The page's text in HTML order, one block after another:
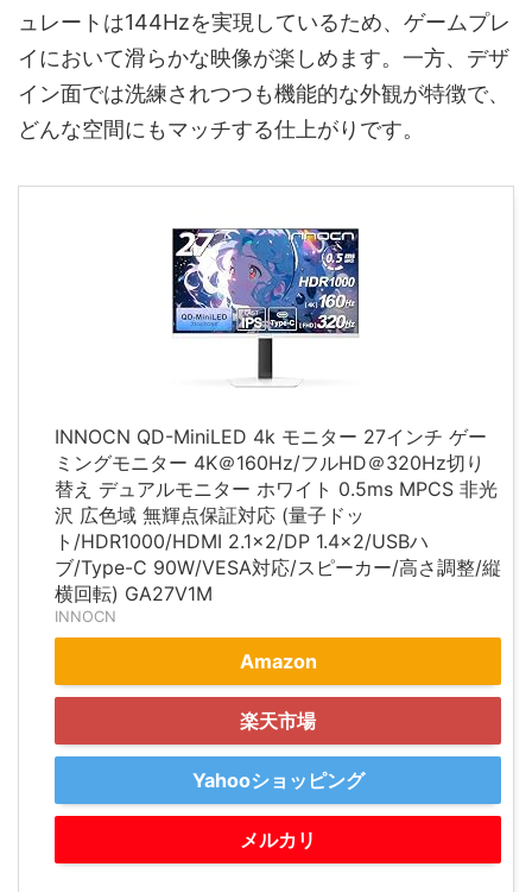
ュレートは144Hzを実現しているため、ゲームプレ
イにおいて滑らかな映像が楽しめます。一方、デザ
イン面では洗練されつつも機能的な外観が特徴で、
どんな空間にもマッチする仕上がりです。
INNOCN QD-MiniLED 4k モニター 27インチ ゲー
ミングモニター 4K＠160Hz/フルHD＠320Hz切り
替え デュアルモニター ホワイト 0.5ms MPCS 非光
沢 広色域 無輝点保証対応 (量子ドッ
ト/HDR1000/HDMI 2.1×2/DP 1.4×2/USBハ
ブ/Type-C 90W/VESA対応/スピーカー/高さ調整/縦
横回転) GA27V1M
INNOCN
Amazon
楽天市場
Yahooショッピング
メルカリ